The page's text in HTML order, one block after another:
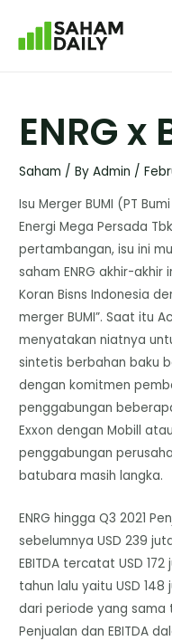
ENRG x
Saham / ByAdmin /
Isu Merger BUMI (PT
Energi Mega Persada
pertambangan, isu ini
saham ENRG akhir-
Koran Bisns Indonesia
merger BUMI”. Saat itu
menyatakan niatnya
sintetis berbahan baku
dengan komitmen
penggabungan
Exxon dengan Mobill
penggabungan
batubara masih langka.
ENRG hingga Q3 2021
sebelumnya USD 239
EBITDA tercatat USD
tahun lalu yaitu USD 148
dari periode yang sama
Penjualan dan EBITDA